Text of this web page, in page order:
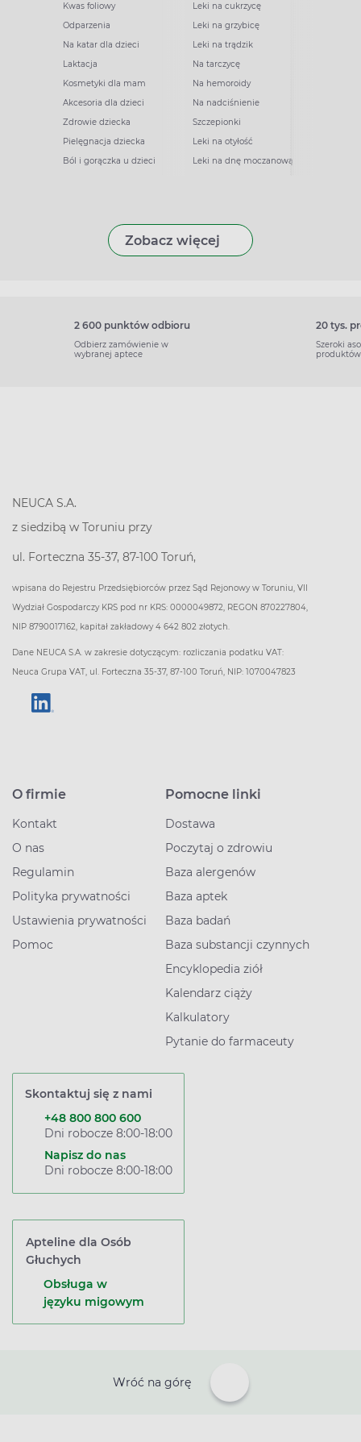
Kwas foliowy
Odparzenia
Na katar dla dzieci
Laktacja
Kosmetyki dla mam
Akcesoria dla dzieci
Zdrowie dziecka
Pielęgnacja dziecka
Ból i gorączka u dzieci
Leki na cukrzycę
Leki na grzybicę
Leki na trądzik
Na tarczycę
Na hemoroidy
Na nadciśnienie
Szczepionki
Leki na otyłość
Leki na dnę moczanową
Zobacz więcej
2 600 punktów odbioru
Odbierz zamówienie w
wybranej aptece
20 tys.
Szeroki
produktów
NEUCA S.A.
z siedzibą w Toruniu przy
ul. Forteczna 35-37, 87-100 Toruń,
wpisana do Rejestru Przedsiębiorców przez Sąd Rejonowy w Toruniu, VII
Wydział Gospodarczy KRS pod nr KRS: 0000049872, REGON 870227804,
NIP 8790017162, kapitał zakładowy 4 642 802 złotych.
Dane NEUCA S.A. w zakresie dotyczącym: rozliczania podatku VAT:
Neuca Grupa VAT, ul. Forteczna 35-37, 87-100 Toruń, NIP: 1070047823
O firmie
Kontakt
O nas
Regulamin
Polityka prywatności
Ustawienia prywatności
Pomoc
Pomocne linki
Dostawa
Poczytaj o zdrowiu
Baza alergenów
Baza aptek
Baza badań
Baza substancji czynnych
Encyklopedia ziół
Kalendarz ciąży
Kalkulatory
Pytanie do farmaceuty
Skontaktuj się z nami
+48 800 800 600
Dni robocze 8:00-18:00
Napisz do nas
Dni robocze 8:00-18:00
Apteline dla Osób
Głuchych
Obsługa w
języku migowym
Wróć na górę